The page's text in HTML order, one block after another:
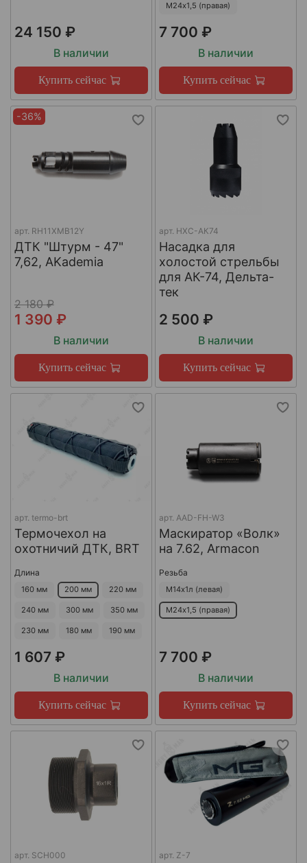
24 150 ₽
В наличии
Купить сейчас
М24х1,5 (правая)
7 700 ₽
В наличии
Купить сейчас
-36%
арт. RH11XMB12Y
ДТК "Штурм - 47"
7,62, AKademia
2 180 ₽
1 390 ₽
В наличии
Купить сейчас
арт. НХС-АК74
Насадка для
холостой стрельбы
для АК-74, Дельта-
тек
2 500 ₽
В наличии
Купить сейчас
арт. termo-brt
Термочехол на
охотничий ДТК, BRT
Длина
160 мм 200 мм 220 мм
240 мм 300 мм 350 мм
230 мм 180 мм 190 мм
1 607 ₽
В наличии
Купить сейчас
арт. AAD-FH-W3
Маскиратор «Волк»
на 7.62, Armacon
Резьба
М14х1л (левая)
М24х1,5 (правая)
7 700 ₽
В наличии
Купить сейчас
арт. SCH000 арт. Z-7